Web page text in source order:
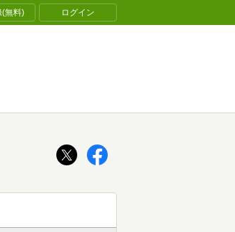
(無料) ログイン